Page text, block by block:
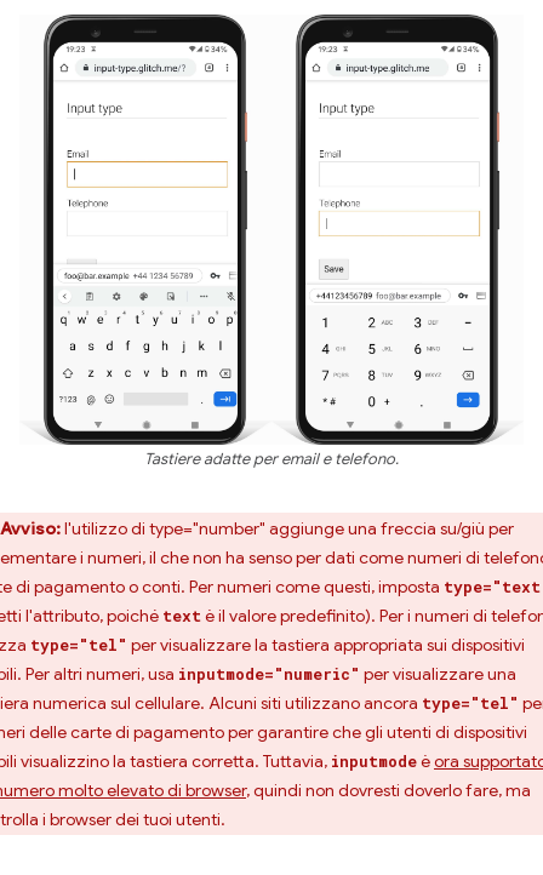
Tastiere adatte per email e telefono.
Avviso:l'utilizzo di type="number" aggiunge una freccia su/giù per
i numeri, il che non ha senso per dati come numeri di
di pagamento o conti. Per numeri come questi, imposta
l'attributo, poiché textè il valore predefinito). Per i numeri di
type="tel" per visualizzare la tastiera appropriata sui dispositivi
Per altri numeri, usa inputmode="numeric" per visualizzare una
numerica sul cellulare. Alcuni siti utilizzano ancora type="tel"
delle carte di pagamento per garantire che gli utenti di dispositivi
visualizzino la tastiera corretta. Tuttavia, inputmodeèora
molto elevato di browser, quindi non dovresti doverlo fare, ma
i browser dei tuoi utenti.